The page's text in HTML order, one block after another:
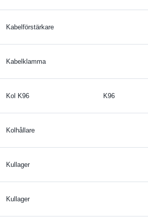
Kabelförstärkare
Kabelklamma
Kol K96 K96
Kolhållare
Kullager
Kullager